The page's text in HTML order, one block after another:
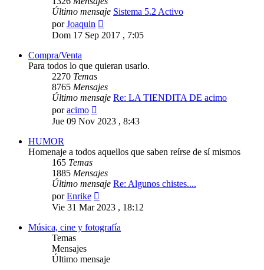
Último mensaje Sistema 5.2 Activo
porJoaquin
último
Dom 17 Sep 2017 , 7:05
Compra/Venta
Para todos lo que quieran usarlo.
2270 Temas
8765 Mensajes
Último mensaje Re: LA TIENDITA DE acimo
poracimo
último
Jue 09 Nov 2023 , 8:43
HUMOR
Homenaje a todos aquellos que saben reírse de sí mismos
165 Temas
1885 Mensajes
Último mensaje Re: Algunos chistes....
porEnrike
último
Vie 31 Mar 2023 , 18:12
Música, cine y fotografía
Temas
Mensajes
Último mensaje